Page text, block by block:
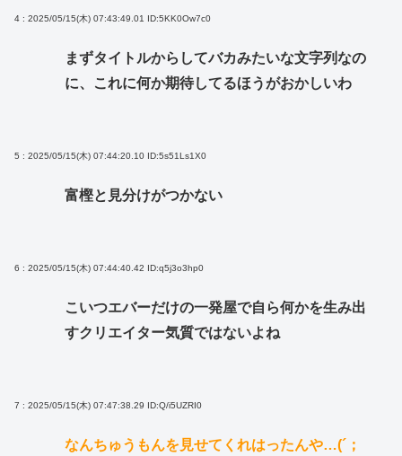
4 : 2025/05/15(木) 07:43:49.01 ID:5KK0Ow7c0
まずタイトルからしてバカみたいな文字列なの
に、これに何か期待してるほうがおかしいわ
5 : 2025/05/15(木) 07:44:20.10 ID:5s51Ls1X0
富樫と見分けがつかない
6 : 2025/05/15(木) 07:44:40.42 ID:q5j3o3hp0
こいつエバーだけの一発屋で自ら何かを生み出
すクリエイター気質ではないよね
7 : 2025/05/15(木) 07:47:38.29 ID:Q/i5UZRI0
なんちゅうもんを見せてくれはったんや…(´；